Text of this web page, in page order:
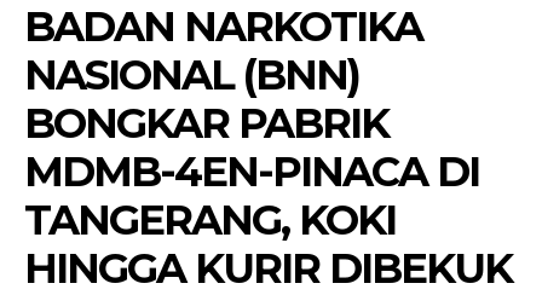
BADAN NARKOTIKA
NASIONAL (BNN)
BONGKAR PABRIK
MDMB-4EN-PINACA DI
TANGERANG, KOKI
HINGGA KURIR DIBEKUK